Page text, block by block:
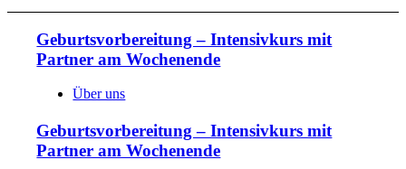
Über uns
Geburtsvorbereitung – Intensivkurs mit
Partner am Wochenende
Geburtsvorbereitung – Intensivkurs mit
Partner am Wochenende